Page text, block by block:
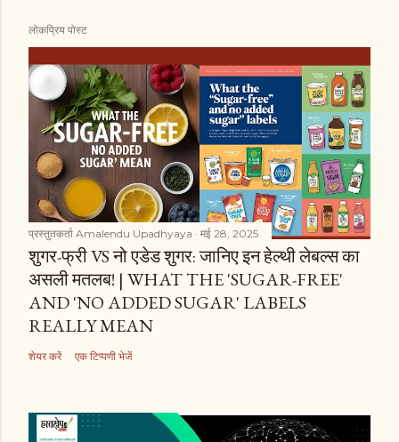
लोकप्रिय पोस्ट
प्रस्तुतकर्ता Amalendu Upadhyaya मई 28, 2025
शुगर-फ्री VS नो एडेड शुगर: जानिए इन हेल्थी लेबल्स का
असली मतलब! | WHAT THE 'SUGAR-FREE'
AND 'NO ADDED SUGAR' LABELS
REALLY MEAN
शेयर करें एक टिप्पणी भेजें